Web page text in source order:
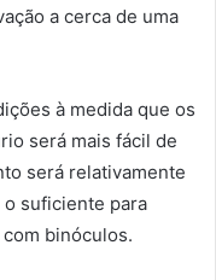
a cerca de uma
à medida que os
será mais fácil de
será relativamente
o suficiente para
binóculos.